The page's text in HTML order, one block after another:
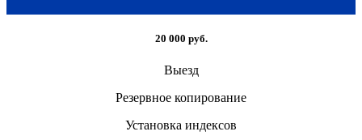
20 000 руб.
Выезд
Резервное копирование
Установка индексов